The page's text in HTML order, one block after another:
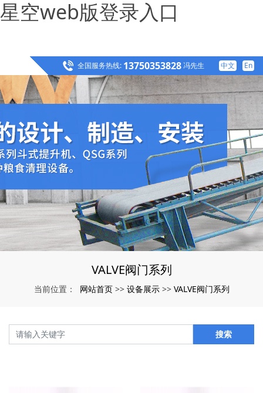
星空web版登录入口
全国服务热线: 13750353828冯先生 中文 En
VALVE阀门系列
当前位置： 网站首页 >> 设备展示 >> VALVE阀门系列
搜索